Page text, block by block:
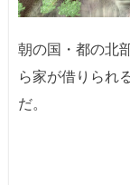
朝の国・都の北
ら家が借りられ
だ。